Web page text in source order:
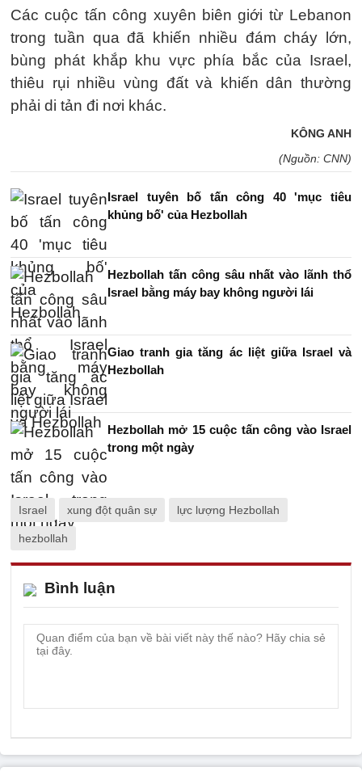
Các cuộc tấn công xuyên biên giới từ Lebanon
trong tuần qua đã khiến nhiều đám cháy lớn,
bùng phát khắp khu vực phía bắc của Israel,
thiêu rụi nhiều vùng đất và khiến dân thường
phải di tản đi nơi khác.
KÔNG ANH
(Nguồn: CNN)
Israel tuyên bố tấn công 40 'mục tiêu
khủng bố' của Hezbollah
Hezbollah tấn công sâu nhất vào lãnh thổ
Israel bằng máy bay không người lái
Giao tranh gia tăng ác liệt giữa Israel và
Hezbollah
Hezbollah mở 15 cuộc tấn công vào Israel
trong một ngày
Israel xung đột quân sự lực lượng Hezbollah
hezbollah
Bình luận